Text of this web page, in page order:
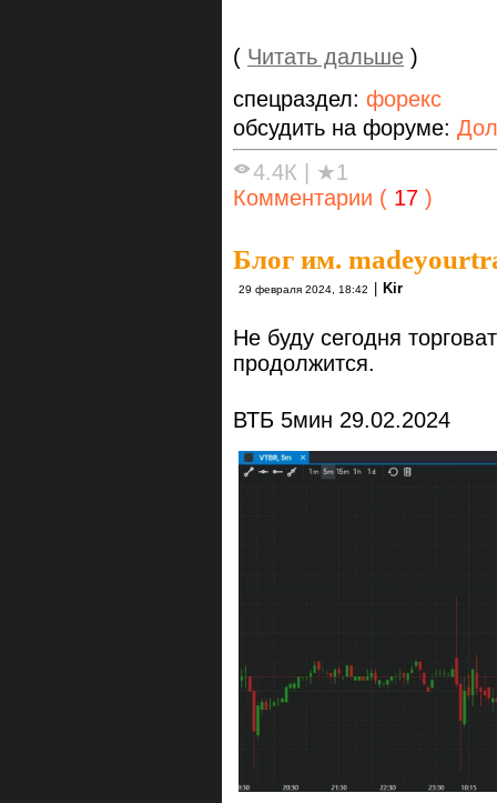
( Читать дальше )
спецраздел: форекс
обсудить на форуме:
4.4К | ★1
Комментарии ( 17 )
Блог им.
29 февраля 2024, 18:42 | Kir
Не буду сегодня
продолжится.
ВТБ 5мин 29.02.2024